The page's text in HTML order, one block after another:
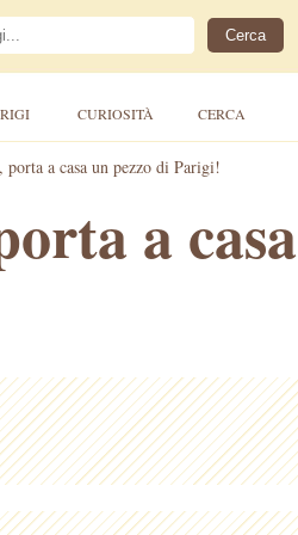
CURIOSITÀ CERCA
a casa un pezzo di Parigi!
a casa